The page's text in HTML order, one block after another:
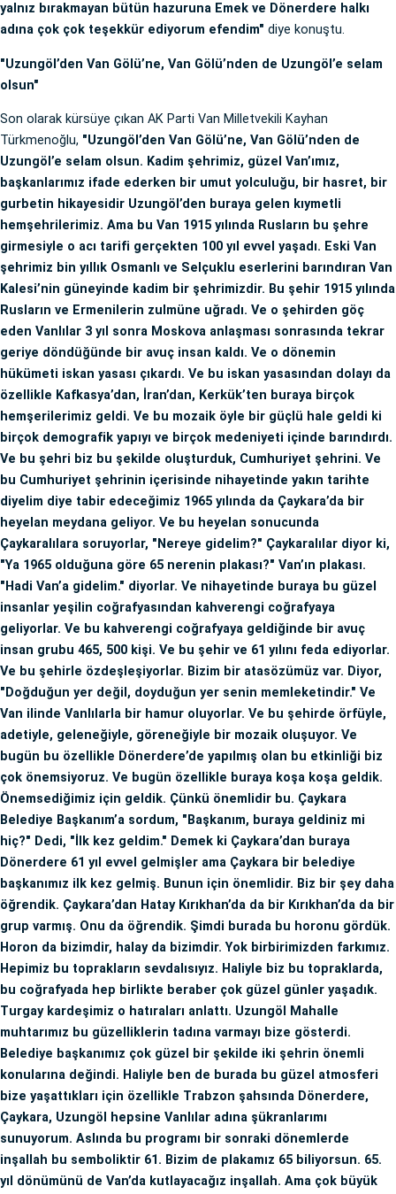
yalnız bırakmayan bütün hazuruna Emek ve Dönerdere halkı
adına çok çok teşekkür ediyorum efendim" diye konuştu.
"Uzungöl’den Van Gölü’ne, Van Gölü’nden de Uzungöl’e selam
olsun"
Son olarak kürsüye çıkan AK Parti Van Milletvekili Kayhan
Türkmenoğlu, "Uzungöl’den Van Gölü’ne, Van Gölü’nden de
Uzungöl’e selam olsun. Kadim şehrimiz, güzel Van’ımız,
başkanlarımız ifade ederken bir umut yolculuğu, bir hasret, bir
gurbetin hikayesidir Uzungöl’den buraya gelen kıymetli
hemşehrilerimiz. Ama bu Van 1915 yılında Rusların bu şehre
girmesiyle o acı tarifi gerçekten 100 yıl evvel yaşadı. Eski Van
şehrimiz bin yıllık Osmanlı ve Selçuklu eserlerini barındıran Van
Kalesi’nin güneyinde kadim bir şehrimizdir. Bu şehir 1915 yılında
Rusların ve Ermenilerin zulmüne uğradı. Ve o şehirden göç
eden Vanlılar 3 yıl sonra Moskova anlaşması sonrasında tekrar
geriye döndüğünde bir avuç insan kaldı. Ve o dönemin
hükümeti iskan yasası çıkardı. Ve bu iskan yasasından dolayı da
özellikle Kafkasya’dan, İran’dan, Kerkük’ten buraya birçok
hemşerilerimiz geldi. Ve bu mozaik öyle bir güçlü hale geldi ki
birçok demografik yapıyı ve birçok medeniyeti içinde barındırdı.
Ve bu şehri biz bu şekilde oluşturduk, Cumhuriyet şehrini. Ve
bu Cumhuriyet şehrinin içerisinde nihayetinde yakın tarihte
diyelim diye tabir edeceğimiz 1965 yılında da Çaykara’da bir
heyelan meydana geliyor. Ve bu heyelan sonucunda
Çaykaralılara soruyorlar, "Nereye gidelim?" Çaykaralılar diyor ki,
"Ya 1965 olduğuna göre 65 nerenin plakası?" Van’ın plakası.
"Hadi Van’a gidelim." diyorlar. Ve nihayetinde buraya bu güzel
insanlar yeşilin coğrafyasından kahverengi coğrafyaya
geliyorlar. Ve bu kahverengi coğrafyaya geldiğinde bir avuç
insan grubu 465, 500 kişi. Ve bu şehir ve 61 yılını feda ediyorlar.
Ve bu şehirle özdeşleşiyorlar. Bizim bir atasözümüz var. Diyor,
"Doğduğun yer değil, doyduğun yer senin memleketindir." Ve
Van ilinde Vanlılarla bir hamur oluyorlar. Ve bu şehirde örfüyle,
adetiyle, geleneğiyle, göreneğiyle bir mozaik oluşuyor. Ve
bugün bu özellikle Dönerdere’de yapılmış olan bu etkinliği biz
çok önemsiyoruz. Ve bugün özellikle buraya koşa koşa geldik.
Önemsediğimiz için geldik. Çünkü önemlidir bu. Çaykara
Belediye Başkanım’a sordum, "Başkanım, buraya geldiniz mi
hiç?" Dedi, "İlk kez geldim." Demek ki Çaykara’dan buraya
Dönerdere 61 yıl evvel gelmişler ama Çaykara bir belediye
başkanımız ilk kez gelmiş. Bunun için önemlidir. Biz bir şey daha
öğrendik. Çaykara’dan Hatay Kırıkhan’da da bir Kırıkhan’da da bir
grup varmış. Onu da öğrendik. Şimdi burada bu horonu gördük.
Horon da bizimdir, halay da bizimdir. Yok birbirimizden farkımız.
Hepimiz bu toprakların sevdalısıyız. Haliyle biz bu topraklarda,
bu coğrafyada hep birlikte beraber çok güzel günler yaşadık.
Turgay kardeşimiz o hatıraları anlattı. Uzungöl Mahalle
muhtarımız bu güzelliklerin tadına varmayı bize gösterdi.
Belediye başkanımız çok güzel bir şekilde iki şehrin önemli
konularına değindi. Haliyle ben de burada bu güzel atmosferi
bize yaşattıkları için özellikle Trabzon şahsında Dönerdere,
Çaykara, Uzungöl hepsine Vanlılar adına şükranlarımı
sunuyorum. Aslında bu programı bir sonraki dönemlerde
inşallah bu semboliktir 61. Bizim de plakamız 65 biliyorsun. 65.
yıl dönümünü de Van’da kutlayacağız inşallah. Ama çok büyük